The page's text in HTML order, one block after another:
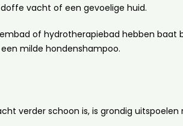
vacht of een gevoelige huid.
of hydrotherapiebad hebben baat
milde hondenshampoo.
verder schoon is, is grondig